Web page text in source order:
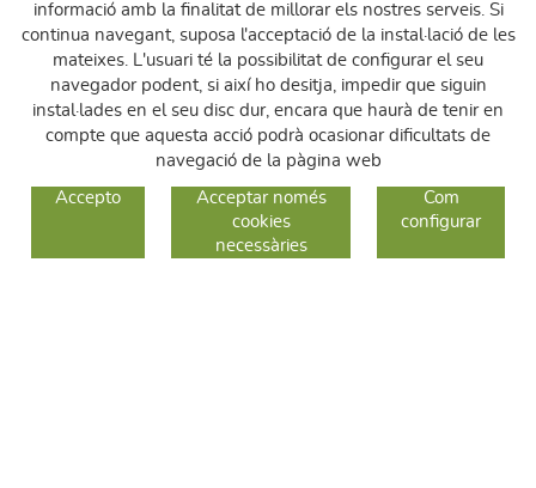
informació amb la finalitat de millorar els nostres serveis. Si
continua navegant, suposa l'acceptació de la instal·lació de les
mateixes. L'usuari té la possibilitat de configurar el seu
navegador podent, si així ho desitja, impedir que siguin
instal·lades en el seu disc dur, encara que haurà de tenir en
compte que aquesta acció podrà ocasionar dificultats de
navegació de la pàgina web
Accepto
Acceptar només
cookies
necessàries
Com
configurar